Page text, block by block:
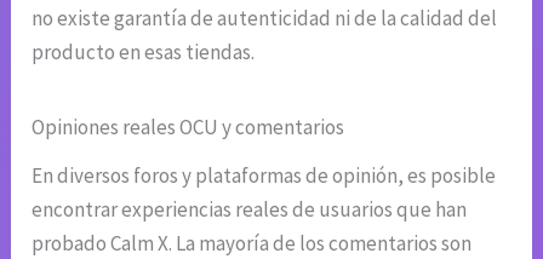
no existe garantía de autenticidad ni de la calidad del
producto en esas tiendas.
Opiniones reales OCU y comentarios
En diversos foros y plataformas de opinión, es posible
encontrar experiencias reales de usuarios que han
probado Calm X. La mayoría de los comentarios son